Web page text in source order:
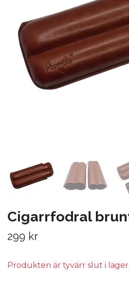
Cigarrfodral
299 kr
Produkten är tyvärr slut i